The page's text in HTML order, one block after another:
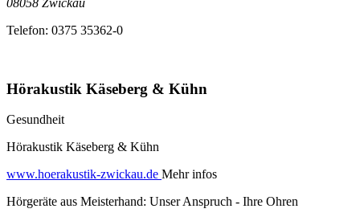
Telefon: 0375 35362-0
Hörakustik Käseberg & Kühn
Gesundheit
Hörakustik Käseberg & Kühn
www.hoerakustik-zwickau.de Mehr infos
Hörgeräte aus Meisterhand: Unser Anspruch - Ihre Ohren